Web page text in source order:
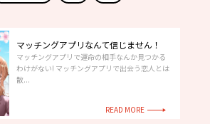
マッチングアプリなんて信じません！
マッチングアプリで運命の相手なんか見つかる
わけがない! マッチングアプリで出会う恋人とは
散...
READ MORE